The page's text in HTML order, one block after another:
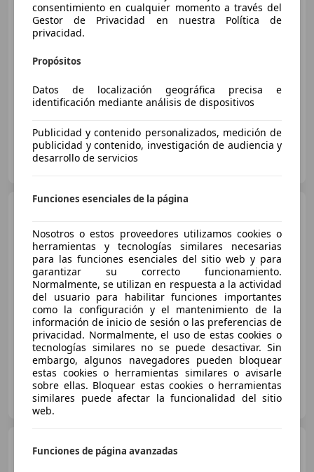
€ 57.400
01/2025
4WD
QUALITY CARS
ES-46600 ALZIRA
BMW X3
€ 77.900
Sin comparación
04/2026 1.800 km Diésel 145 kW (197 CV)
DRIVER CARS MÁLAGA
ES-29602 MARBELLA
BMW X3
consentimiento en cualquier momento a través del
Gestor de Privacidad en nuestra Política de
privacidad.
Propósitos
Datos de localización geográfica precisa e
identificación mediante análisis de dispositivos
Publicidad y contenido personalizados, medición de
publicidad y contenido, investigación de audiencia y
desarrollo de servicios
Funciones esenciales de la página
Nosotros o estos proveedores utilizamos cookies o
herramientas y tecnologías similares necesarias
para las funciones esenciales del sitio web y para
garantizar su correcto funcionamiento.
Normalmente, se utilizan en respuesta a la actividad
del usuario para habilitar funciones importantes
como la configuración y el mantenimiento de la
información de inicio de sesión o las preferencias de
privacidad. Normalmente, el uso de estas cookies o
tecnologías similares no se puede desactivar. Sin
embargo, algunos navegadores pueden bloquear
estas cookies o herramientas similares o avisarle
sobre ellas. Bloquear estas cookies o herramientas
similares puede afectar la funcionalidad del sitio
web.
Funciones de página avanzadas